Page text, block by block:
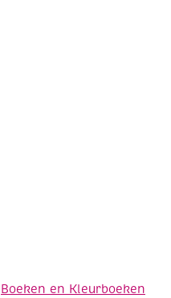
Boeken en Kleurboeken